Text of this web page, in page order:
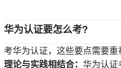
华为认证要怎么考?
考华为认证，这些要点需要重
理论与实践相结合： 华为认